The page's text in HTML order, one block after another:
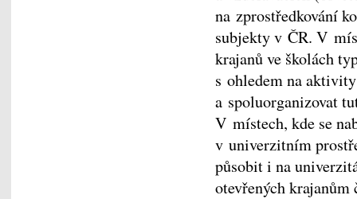
na zprostředkování
subjekty v ČR. V
krajanů ve školách
s ohledem na
a spoluorganizovat
V místech, kde se
v univerzitním
působit i na
otevřených